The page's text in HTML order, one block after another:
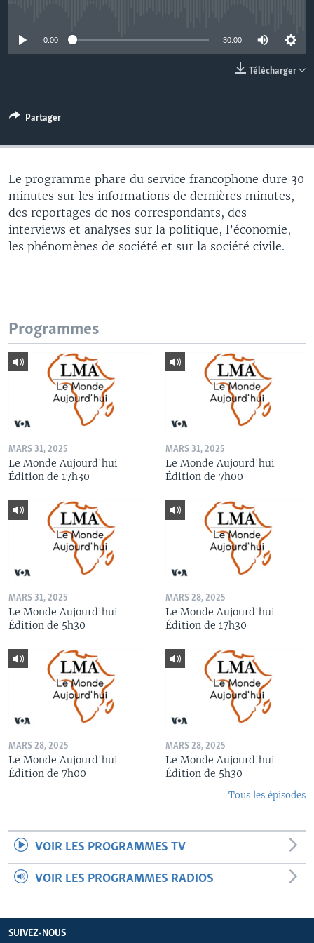
0:00 30:00
Télécharger
Partager
Le programme phare du service francophone dure 30
minutes sur les informations de dernières minutes,
des reportages de nos correspondants, des
interviews et analyses sur la politique, l’économie,
les phénomènes de société et sur la société civile.
Programmes
MARS 31, 2025
Le Monde Aujourd'hui
Édition de 17h30
MARS 31, 2025
Le Monde Aujourd'hui
Édition de 7h00
MARS 31, 2025
Le Monde Aujourd'hui
Édition de 5h30
MARS 28, 2025
Le Monde Aujourd'hui
Édition de 17h30
MARS 28, 2025
Le Monde Aujourd'hui
Édition de 7h00
MARS 28, 2025
Le Monde Aujourd'hui
Édition de 5h30
Tous les épisodes
VOIR LES PROGRAMMES TV
VOIR LES PROGRAMMES RADIOS
SUIVEZ-NOUS